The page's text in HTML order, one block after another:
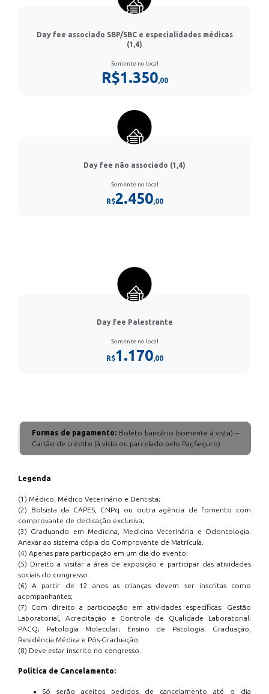
Day fee associado SBP/SBC e especialidades médicas
(1,4)
Somente no local
R$1.350,00
Day fee não associado (1,4)
Somente no local
R$2.450,00
Day fee Palestrante
Somente no local
R$1.170,00
Formas de pagamento: Boleto bancário (somente à vista) –
Cartão de crédito (à vista ou parcelado pelo PagSeguro).
Legenda
(1) Médico, Médico Veterinário e Dentista;
(2) Bolsista da CAPES, CNPq ou outra agência de fomento com
comprovante de dedicação exclusiva;
(3) Graduando em Medicina, Medicina Veterinária e Odontologia.
Anexar ao sistema cópia do Comprovante de Matrícula.
(4) Apenas para participação em um dia do evento;
(5) Direito a visitar a área de exposição e participar das atividades
sociais do congresso
(6) A partir de 12 anos as crianças devem ser inscritas como
acompanhantes;
(7) Com direito a participação em atividades específicas: Gestão
Laboratorial, Acreditação e Controle de Qualidade Laboratorial;
PACQ; Patologia Molecular; Ensino de Patologia: Graduação,
Residência Médica e Pós-Graduação.
(8) Deve estar inscrito no congresso.
Política de Cancelamento:
Só serão aceitos pedidos de cancelamento até o dia